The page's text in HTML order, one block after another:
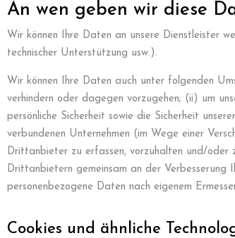
An wen geben wir diese
Wir können Ihre Daten an unsere Dienstleister
technischer Unterstützung usw.).
Wir können Ihre Daten auch unter folgenden
verhindern oder dagegen vorzugehen; (ii) um
persönliche Sicherheit sowie die Sicherheit
verbundenen Unternehmen (im Wege einer
Drittanbieter zu erfassen, vorzuhalten und/oder
Drittanbietern gemeinsam an der Verbesserung
personenbezogene Daten nach eigenem
Cookies und ähnliche